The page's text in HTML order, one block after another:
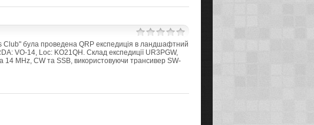
Club" була проведена QRP експедиція в ландшафтний
VO-14, Loc: KO21QH. Склад експедиції UR3PGW,
MHz, CW та SSB, використовуючи трансивер SW-